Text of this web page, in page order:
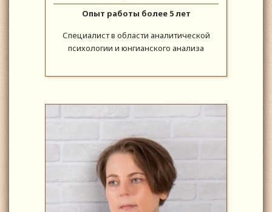
Опыт работы более 5 лет
Специалист в области аналитической
психологии и юнгианского анализа